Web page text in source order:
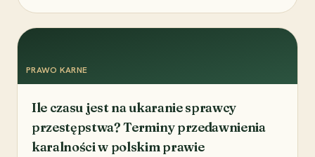
PRAWO KARNE
Ile czasu jest na ukaranie sprawcy
przestępstwa? Terminy przedawnienia
karalności w polskim prawie